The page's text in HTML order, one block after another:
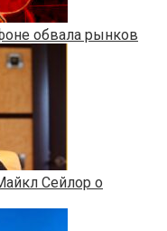
обвала рынков
Сейлор о